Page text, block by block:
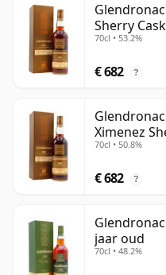
Sherry
70cl • 53.2%
€ 682 ?
Ximenez
jaar oud
70cl • 50.8%
€ 682 ?
jaar oud
70cl • 48.2%